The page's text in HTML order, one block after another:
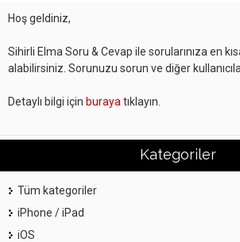
Hoş geldiniz,
Sihirli Elma Soru & Cevap ile sorularınıza en
alabilirsiniz. Sorunuzu sorun ve diğer
Detaylı bilgi için buraya tıklayın.
Kategoriler
Tüm kategoriler
iPhone / iPad
iOS